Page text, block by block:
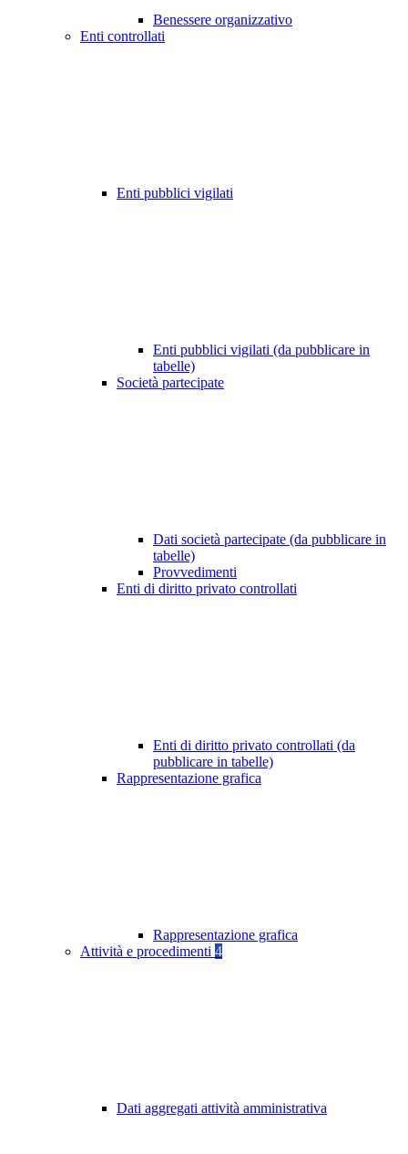
Benessere organizzativo
Enti controllati
Enti pubblici vigilati
Enti pubblici vigilati (da pubblicare in
tabelle)
Società partecipate
Dati società partecipate (da pubblicare in
tabelle)
Provvedimenti
Enti di diritto privato controllati
Enti di diritto privato controllati (da
pubblicare in tabelle)
Rappresentazione grafica
Rappresentazione grafica
Attività e procedimenti 4
Dati aggregati attività amministrativa